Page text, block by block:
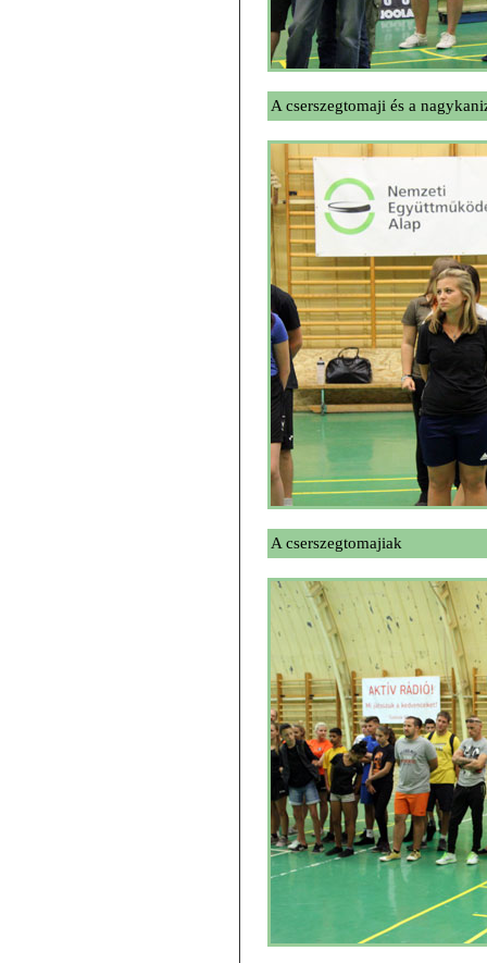
A cserszegtomaji és a
A cserszegtomajiak